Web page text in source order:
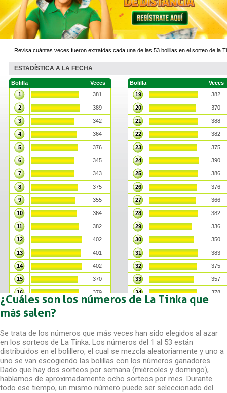
¿Cuáles son los números de La Tinka que
más salen?
Se trata de los números que más veces han sido elegidos al azar
en los sorteos de La Tinka. Los números del 1 al 53 están
distribuidos en el bolillero, el cual se mezcla aleatoriamente y uno a
uno se van escogiendo las bolillas con los números ganadores.
Dado que hay dos sorteos por semana (miércoles y domingo),
hablamos de aproximadamente ocho sorteos por mes. Durante
todo ese tiempo, un mismo número puede ser seleccionado del